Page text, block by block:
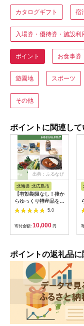
カタログギフト 宿
入場券・優待券・施設利
ポイント お食事券
遊園地 スポーツ
その他
ポイントに関連し
出典：ふるなび
北海道 北広島市
【有効期限なし！後か
らゆっくり特産品を選
べる】北海道北広島市
カタログポイント
5.0
寄付金額: 10,000 円
ポイントの返礼品